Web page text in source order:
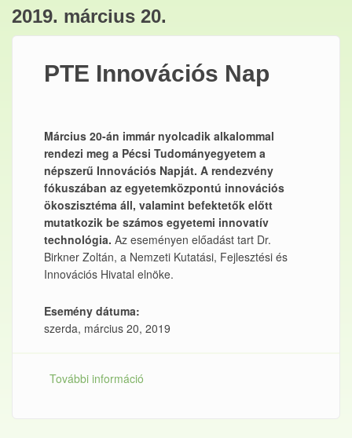
2019. március 20.
PTE Innovációs Nap
Március 20-án immár nyolcadik alkalommal
rendezi meg a Pécsi Tudományegyetem a
népszerű Innovációs Napját. A rendezvény
fókuszában az egyetemközpontú innovációs
ökoszisztéma áll, valamint befektetők előtt
mutatkozik be számos egyetemi innovatív
technológia. Az eseményen előadást tart Dr.
Birkner Zoltán, a Nemzeti Kutatási, Fejlesztési és
Innovációs Hivatal elnöke.
Esemény dátuma:
szerda, március 20, 2019
További információ